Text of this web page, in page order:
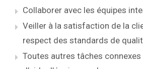
Collaborer avec les équipes
Veiller à la satisfaction de la
respect des standards de
Toutes autres tâches